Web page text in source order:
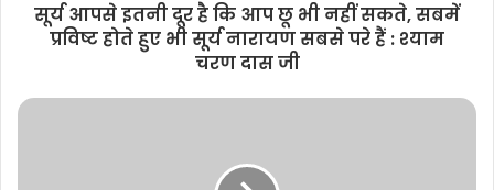
सूर्य आपसे इतनी दूर है कि आप छू भी नहीं सकते, सबमें
प्रविष्ट होते हुए भी सूर्य नारायण सबसे परे हैं : श्याम
चरण दास जी